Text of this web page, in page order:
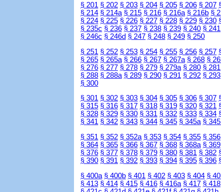
§ 201 § 202 § 203 § 204 § 205 § 206 § 207
§ 214 § 214a § 215 § 216 § 216a § 216b §
§ 224 § 225 § 226 § 227 § 228 § 229 § 230
§ 235c § 236 § 237 § 238 § 239 § 240 § 241
§ 246c § 246d § 247 § 248 § 249 § 250
§ 251 § 252 § 253 § 254 § 255 § 256 § 257
§ 265 § 265a § 266 § 267 § 267a § 268 §
§ 276 § 277 § 278 § 279 § 279a § 280 § 281
§ 288 § 288a § 289 § 290 § 291 § 292 § 293
§ 300
§ 301 § 302 § 303 § 304 § 305 § 306 § 307
§ 315 § 316 § 317 § 318 § 319 § 320 § 321
§ 328 § 329 § 330 § 331 § 332 § 333 § 334
§ 341 § 342 § 343 § 344 § 345 § 345a §
§ 351 § 352 § 352a § 353 § 354 § 355 § 356
§ 364 § 365 § 366 § 367 § 368 § 368a § 369
§ 376 § 377 § 378 § 379 § 380 § 381 § 382
§ 390 § 391 § 392 § 393 § 394 § 395 § 396
§ 400a § 400b § 401 § 402 § 403 § 404 §
§ 413 § 414 § 415 § 416 § 416a § 417 § 418